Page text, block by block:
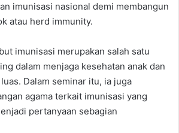
imunisasi nasional demi membangun
atau herd immunity.
imunisasi merupakan salah satu
dalam menjaga kesehatan anak dan
Dalam seminar itu, ia juga
agama terkait imunisasi yang
pertanyaan sebagian